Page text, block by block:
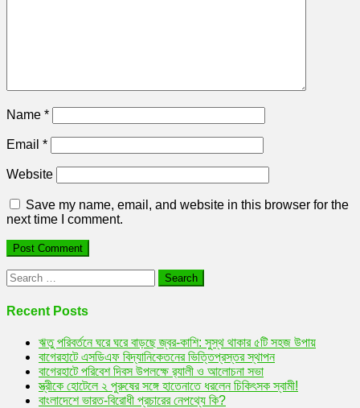
Name *
Email *
Website
Save my name, email, and website in this browser for the
next time I comment.
Search
for:
Recent Posts
ঋতু পরিবর্তনে ঘরে ঘরে বাড়ছে জ্বর-কাশি: সুস্থ থাকার ৫টি সহজ উপায়
বাগেরহাটে এসডিএফ বিদ্যানিকেতনের ভিত্তিপ্রস্তর স্থাপন
বাগেরহাটে পরিবেশ দিবস উপলক্ষে র‌্যালী ও আলোচনা সভা
স্ত্রীকে হোটেলে ২ পুরুষের সঙ্গে হাতেনাতে ধরলেন চিকিৎসক স্বামী!
বাংলাদেশে ভারত-বিরোধী প্রচারের নেপথ্যে কি?